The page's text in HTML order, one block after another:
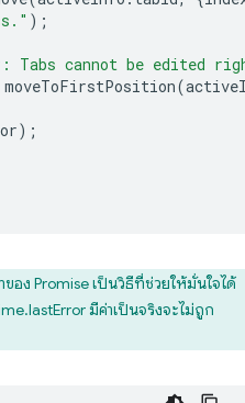
);
Tabs cannot be edited
moveToFirstPosition(
);
อง Promise เป็นวิธีที่ช่วยให้มั่นใจได้
มีค่าเป็นจริงจะไม่ถูก